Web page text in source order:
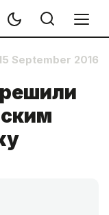
September 2016